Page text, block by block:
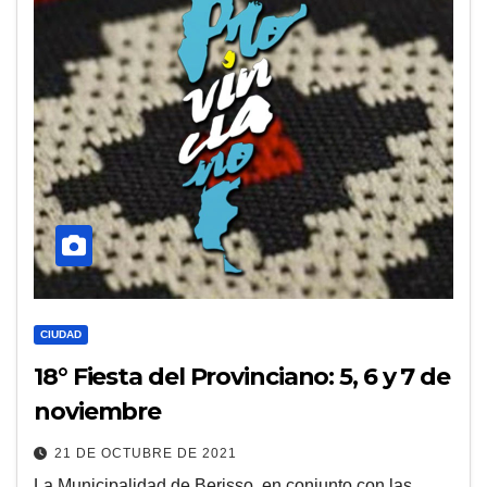
CIUDAD
18° Fiesta del Provinciano: 5, 6 y 7 de
noviembre
21 DE OCTUBRE DE 2021